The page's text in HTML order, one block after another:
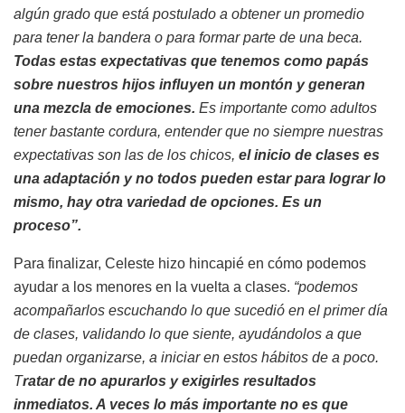
algún grado que está postulado a obtener un promedio
para tener la bandera o para formar parte de una beca.
Todas estas expectativas que tenemos como papás
sobre nuestros hijos influyen un montón y generan
una mezcla de emociones. Es importante como adultos
tener bastante cordura, entender que no siempre nuestras
expectativas son las de los chicos, el inicio de clases es
una adaptación y no todos pueden estar para lograr lo
mismo, hay otra variedad de opciones. Es un
proceso”.
Para finalizar, Celeste hizo hincapié en cómo podemos
ayudar a los menores en la vuelta a clases. “podemos
acompañarlos escuchando lo que sucedió en el primer día
de clases, validando lo que siente, ayudándolos a que
puedan organizarse, a iniciar en estos hábitos de a poco.
Tratar de no apurarlos y exigirles resultados
inmediatos. A veces lo más importante no es que